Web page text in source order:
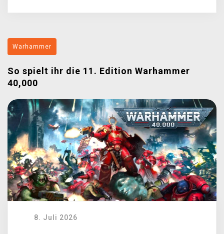
Warhammer
So spielt ihr die 11. Edition Warhammer
40,000
8. Juli 2026